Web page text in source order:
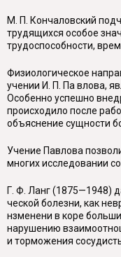
М. П. Кончаловский
трудящихся особое
трудоспособности,
Физиологическое
учении И. П. Па влова,
Особенно успешно
происходило после
объяснение сущности
Учение Павлова
многих исследовании
Г. Ф. Ланг (1875—1948)
ческой болезни, как
нзменени в коре
нарушению
и торможения